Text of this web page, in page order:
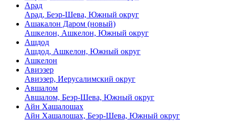
Арад
Арад, Беэр-Шева, Южный округ
Ашакалон Даром (новый)
Ашкелон, Ашкелон, Южный округ
Ашдод
Ашдод, Ашкелон, Южный округ
Ашкелон
Авиэзер
Авиэзер, Иерусалимский округ
Авшалом
Авшалом, Беэр-Шева, Южный округ
Айн Хашалошах
Айн Хашалошах, Беэр-Шева, Южный округ